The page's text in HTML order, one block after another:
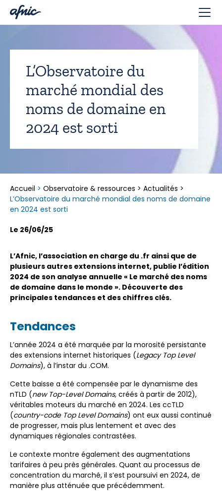
L’Observatoire du
marché mondial des
noms de domaine en
2024 est sorti
Accueil > Observatoire & ressources > Actualités >
L’Observatoire du marché mondial des noms de domaine
en 2024 est sorti
Le 26/06/25
L’Afnic, l’association en charge du .fr ainsi que de
plusieurs autres extensions internet, publie l’édition
2024 de son analyse annuelle « Le marché des noms
de domaine dans le monde ». Découverte des
principales tendances et des chiffres clés.
Tendances
L’année 2024 a été marquée par la morosité persistante
des extensions internet historiques (Legacy Top Level
Domains), à l’instar du .COM.
Cette baisse a été compensée par le dynamisme des
nTLD (new Top-Level Domains, créés à partir de 2012),
véritables moteurs du marché en 2024. Les ccTLD
(country-code Top Level Domains) ont eux aussi continué
de progresser, mais plus lentement et avec des
dynamiques régionales contrastées.
Le contexte montre également des augmentations
tarifaires à peu près générales. Quant au processus de
concentration du marché, il s’est poursuivi en 2024, de
manière plus atténuée que précédemment.
Panneau de gestion des cookies